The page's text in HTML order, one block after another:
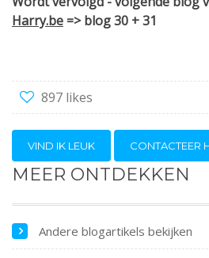
Harry.be => blog 30 + 31
897 likes
VIND IK LEUK CONTACTEER
MEER ONTDEKKEN
Andere blogartikels bekijken